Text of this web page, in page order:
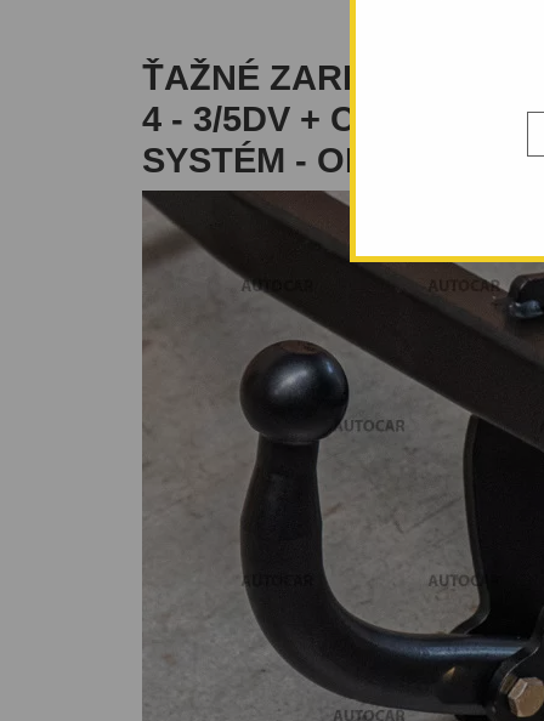
ŤAŽNÉ ZARIADENIE
4 - 3/5DV + COUPE -
SYSTÉM - OD 2004 DO